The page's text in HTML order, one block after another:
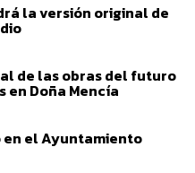
la versión original de
de las obras del futuro
en Doña Mencía
el Ayuntamiento